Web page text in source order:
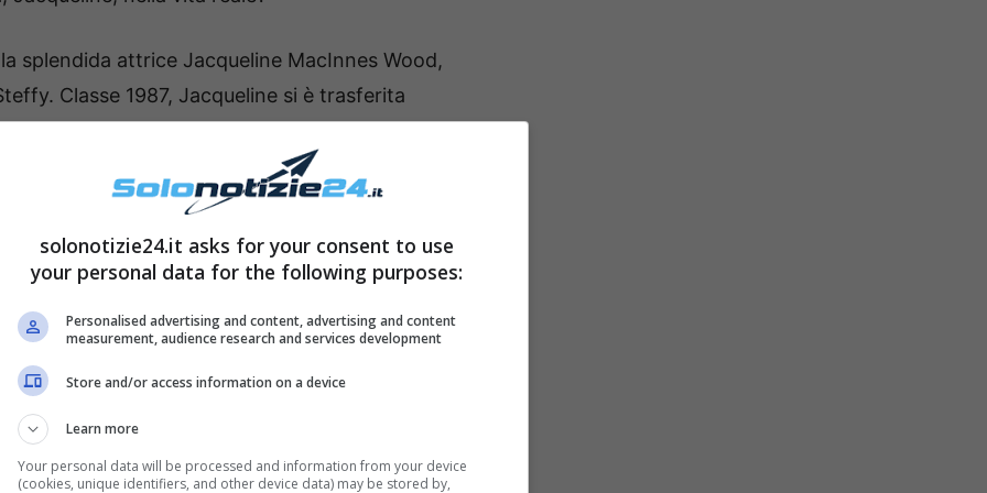
splendida attrice Jacqueline MacInnes Wood,
Classe 1987, Jacqueline si è trasferita
di diventare un’attrice. Il suo primo ruolo
co-protagonista in
Nightmare at the End of
solo dopo il ruolo della figlia di Ridge e
vita reale? Ecco la foto
solonotizie24.it asks for your consent to use
your personal data for the following purposes:
Personalised advertising and content, advertising and content
measurement, audience research and services development
Store and/or access information on a device
Learn more
Your personal data will be processed and information from your device
(cookies, unique identifiers, and other device data) may be stored by,